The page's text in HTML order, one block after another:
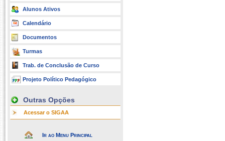
Alunos Ativos
Calendário
Documentos
Turmas
Trab. de Conclusão de Curso
Projeto Político Pedagógico
Outras Opções
Acessar o SIGAA
Ir ao Menu Principal